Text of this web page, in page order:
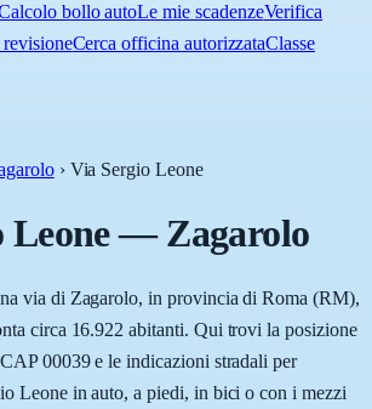
bollo autoLe mie scadenzeVerifica
Cerca officina autorizzataClasse
› Via Sergio Leone
Leone—Zagarolo
via di Zagarolo, in provincia di Roma (RM),
circa 16.922 abitanti. Qui trovi la posizione
00039 e le indicazioni stradali per
Leone in auto, a piedi, in bici o con i mezzi